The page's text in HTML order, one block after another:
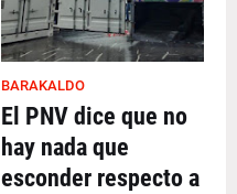
BARAKALDO
El PNV dice que no
hay nada que
esconder respecto a